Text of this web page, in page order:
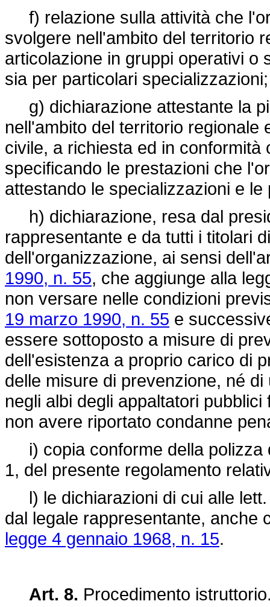
f) relazione sulla attività che
svolgere nell'ambito del territorio
articolazione in gruppi operativi o
sia per particolari specializzazioni;
g) dichiarazione attestante la
nell'ambito del territorio regionale
civile, a richiesta ed in
specificando le prestazioni che
attestando le specializzazioni e
h) dichiarazione, resa dal
rappresentante e da tutti i titolari
dell'organizzazione, ai sensi
1990, n. 55, che aggiunge alla
non versare nelle condizioni
19 marzo 1990, n. 55 e
essere sottoposto a misure di
dell'esistenza a proprio carico di
delle misure di prevenzione, né
negli albi degli appaltatori
non avere riportato condanne
i) copia conforme della polizza
1, del presente regolamento
l) le dichiarazioni di cui alle
dal legale rappresentante, anche
legge 4 gennaio 1968, n. 15.
Art. 8. Procedimento